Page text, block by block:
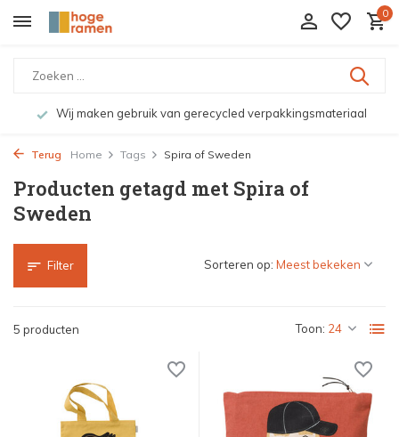
0
Wij maken gebruik van gerecycled verpakkingsmateriaal
Terug Home Tags Spira of Sweden
Producten getagd met Spira of
Sweden
Filter
5 producten Toon:
Sorteren op: